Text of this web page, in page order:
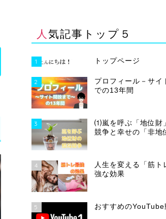
人気記事トップ５
1 トップページ
2
プロフィール－サイ
での13年間
3
⑴嵐を呼ぶ「地位財
競争と幸せの「非地
4
人生を変える「筋ト
強な効果
5 おすすめの